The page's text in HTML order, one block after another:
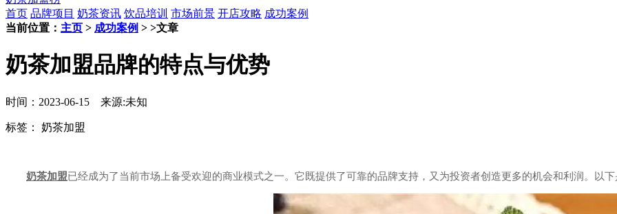
首页 品牌项目 奶茶资讯 饮品培训 市场前景 开店攻略 成功案例
当前位置： 主页 > 成功案例 > >文章
奶茶加盟品牌的特点与优势
时间：2023-06-15 来源:未知
标签： 奶茶加盟
奶茶加盟已经成为了当前市场上备受欢迎的商业模式之一。它既提供了可靠的品牌支持，又为投资者创造更多的机会和利润。以